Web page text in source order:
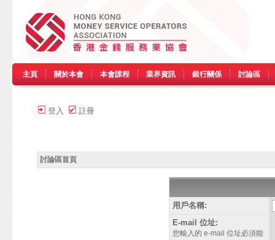
主頁 關於本會 本會課程 業界資訊 銀行關係 討論區
登入 註冊
討論區首頁
用戶名稱:
E-mail 位址:
您輸入的 e-mail 位址必須能